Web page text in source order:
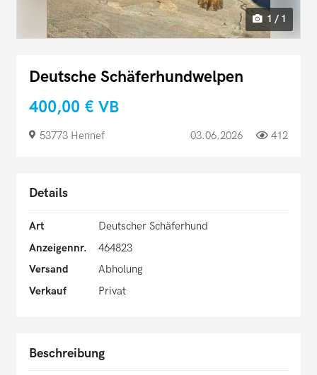
1 / 1
Deutsche Schäferhundwelpen
400,00 € VB
53773 Hennef 03.06.2026 412
Details
Art
Deutscher Schäferhund
Anzeigennr.
464823
Versand
Abholung
Verkauf
Privat
Beschreibung